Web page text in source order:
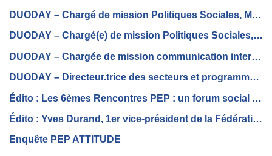
DUODAY – Chargé de mission Politiques Sociales, Médico-Sociales et de Santé (H/F)
DUODAY – Chargé(e) de mission Politiques Sociales, Médico-Sociales et de santé (H/F)
DUODAY – Chargée de mission communication interne (H/F)
DUODAY – Directeur.trice des secteurs et programmes (H/F)
Édito : Les 6èmes Rencontres PEP : un forum social participatif
Édito : Yves Durand, 1er vice-président de la Fédération générale des PEP
Enquête PEP ATTITUDE